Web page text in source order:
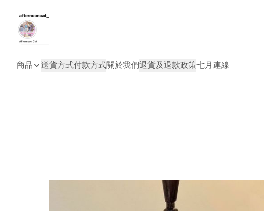
商品 送貨方式付款方式關於我們退貨及退款政策七月連線